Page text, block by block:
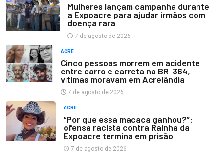
Mulheres lançam campanha durante
a Expoacre para ajudar irmãos com
doença rara
7 de agosto de 2026
ACRE
Cinco pessoas morrem em acidente
entre carro e carreta na BR-364,
vítimas moravam em Acrelândia
7 de agosto de 2026
ACRE
“Por que essa macaca ganhou?”:
ofensa racista contra Rainha da
Expoacre termina em prisão
7 de agosto de 2026